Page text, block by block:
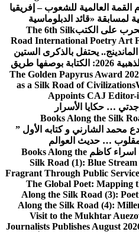
القمة العالمية للشعوب – إفريقيا
لمسابقة «قائد الدبلوماسية
على الكتبThe 6th Silk
Road International Poetry Art
يحتفل بالذكرى الستين
جائزة البردية الذهبية 2026: الكتابة بوصفها طريق
The Golden Papyrus Award
as a Silk Road of Civilizations
Appoints CAJ
… حكايا الأسرار
Books Along the Silk
محمد الشارني و كتابه الأول ”
… حديث العوالم
اسراء كاظم Books Along the
Silk Road (1): Blue
Fragrant Through Public Service
The Global Poet: Mapping
Along the Silk Road (3):
Along the Silk Road (4):
Visit to the Mukhtar
Journalists Publishes August